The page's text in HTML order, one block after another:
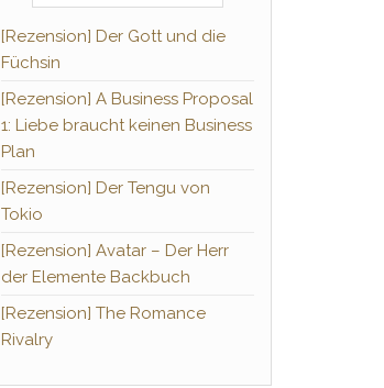
[Rezension] Der Gott und die
Füchsin
[Rezension] A Business Proposal
1: Liebe braucht keinen Business
Plan
[Rezension] Der Tengu von
Tokio
[Rezension] Avatar – Der Herr
der Elemente Backbuch
[Rezension] The Romance
Rivalry